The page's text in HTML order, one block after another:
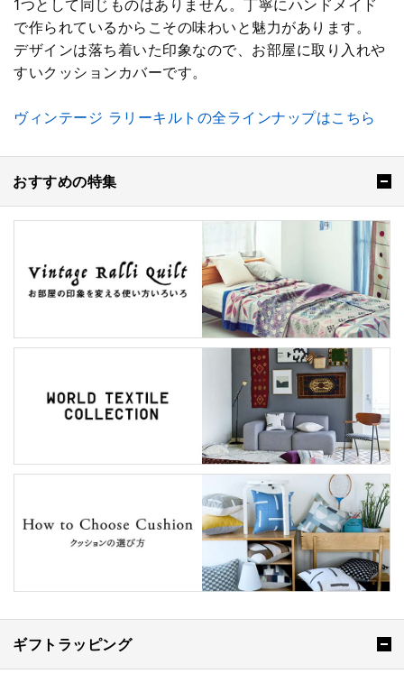
1つとして同じものはありません。丁寧にハンドメイド
で作られているからこその味わいと魅力があります。
デザインは落ち着いた印象なので、お部屋に取り入れや
すいクッションカバーです。
ヴィンテージ ラリーキルトの全ラインナップはこちら
おすすめの特集
ギフトラッピング